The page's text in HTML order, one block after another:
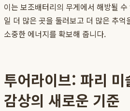
이는 보조배터리의 무게에서 해방될
일 더 많은 곳을 둘러보고 더 많은 추억
소중한 에너지를 확보해 줍니다.
투어라이브: 파리 미
감상의 새로운 기준